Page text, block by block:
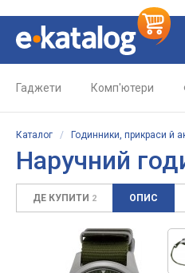
Гаджети Комп'ютери
Каталог / Годинники, прикраси й
Наручний
ДЕ КУПИТИ 2 ОПИС